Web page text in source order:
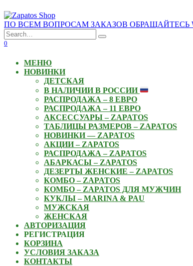
to
content
ПО ВСЕМ ВОПРОСАМ ЗАКАЗОВ ОБРАЩАЙТЕСЬ
Search
for:
0
МЕНЮ
НОВИНКИ
ДЕТСКАЯ
В НАЛИЧИИ В РОССИИ
РАСПРОДАЖА – 8 ЕВРО
РАСПРОДАЖА – 11 ЕВРО
АКСЕССУАРЫ – ZAPATOS
ТАБЛИЦЫ РАЗМЕРОВ – ZAPATOS
НОВИНКИ — ZAPATOS
АКЦИИ – ZAPATOS
РАСПРОДАЖА – ZAPATOS
АБАРКАСЫ – ZAPATOS
ДЕЗЕРТЫ ЖЕНСКИЕ – ZAPATOS
КОМБО – ZAPATOS
КОМБО – ZAPATOS ДЛЯ МУЖЧИН
КУКЛЫ – MARINA & PAU
МУЖСКАЯ
ЖЕНСКАЯ
АВТОРИЗАЦИЯ
РЕГИСТРАЦИЯ
КОРЗИНА
УСЛОВИЯ ЗАКАЗА
КОНТАКТЫ